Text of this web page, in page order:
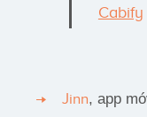
Cabify
Jinn, app